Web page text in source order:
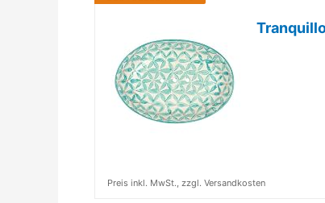
Preis inkl. MwSt., zzgl. Versandkosten